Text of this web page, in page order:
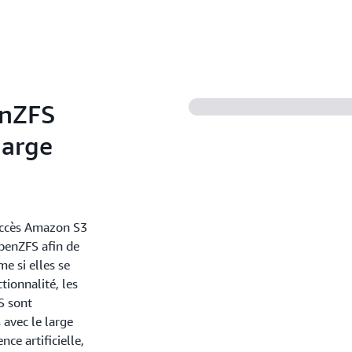
solutions DevOps, telles
Amazon S3
afin de
si elles se
les
sont
le large
artificielle,